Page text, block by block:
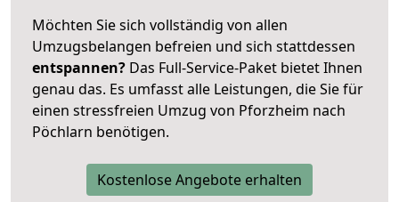
Möchten Sie sich vollständig von allen
Umzugsbelangen befreien und sich stattdessen
entspannen? Das Full-Service-Paket bietet Ihnen
genau das. Es umfasst alle Leistungen, die Sie für
einen stressfreien Umzug von Pforzheim nach
Pöchlarn benötigen.
Kostenlose Angebote erhalten